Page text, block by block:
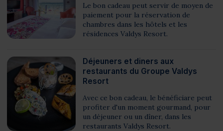
Le bon cadeau peut servir de moyen de
paiement pour la réservation de
chambres dans les hôtels et les
résidences Valdys Resort.
Déjeuners et diners aux
restaurants du Groupe Valdys
Resort
Avec ce bon cadeau, le bénéficiare peut
profiter d'un moment gourmand, pour
un déjeuner ou un dîner, dans les
restaurants Valdys Resort.